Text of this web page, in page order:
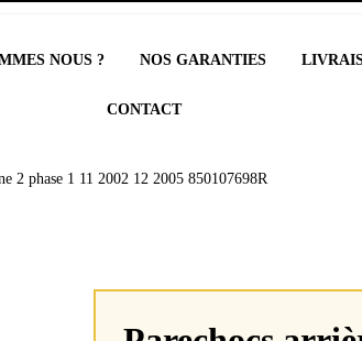
NOUS ? NOS GARANTIES
CONTACT
2 phase 1 11 2002 12 2005 850107698R